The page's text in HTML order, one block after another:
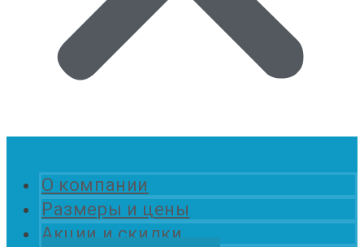
О компании
Размеры и цены
Акции и скидки